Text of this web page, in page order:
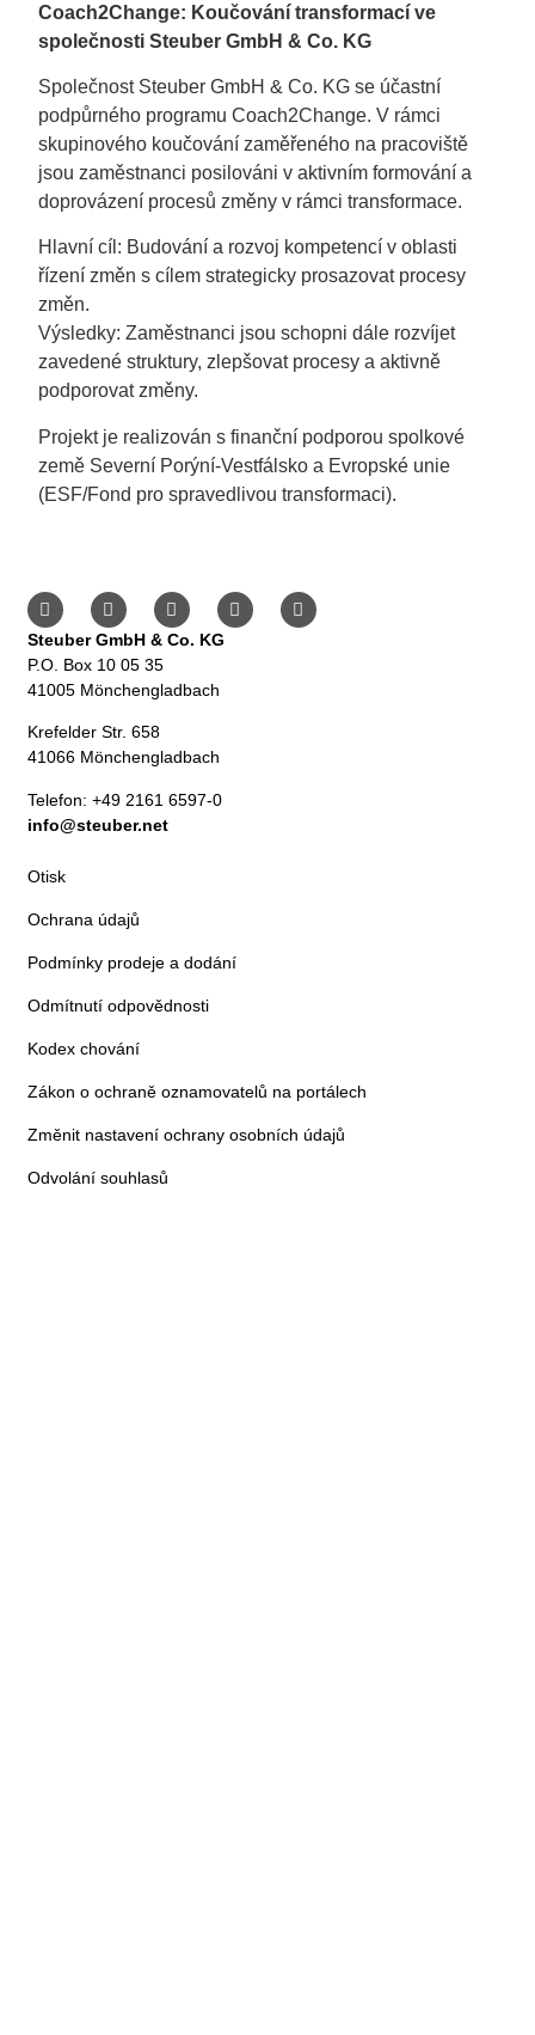
Coach2Change: Koučování transformací ve
společnosti Steuber GmbH & Co. KG
Společnost Steuber GmbH & Co. KG se účastní
podpůrného programu Coach2Change. V rámci
skupinového koučování zaměřeného na pracoviště
jsou zaměstnanci posilováni v aktivním formování a
doprovázení procesů změny v rámci transformace.
Hlavní cíl: Budování a rozvoj kompetencí v oblasti
řízení změn s cílem strategicky prosazovat procesy
změn.
Výsledky: Zaměstnanci jsou schopni dále rozvíjet
zavedené struktury, zlepšovat procesy a aktivně
podporovat změny.
Projekt je realizován s finanční podporou spolkové
země Severní Porýní-Vestfálsko a Evropské unie
(ESF/Fond pro spravedlivou transformaci).
Steuber GmbH & Co. KG
P.O. Box 10 05 35
41005 Mönchengladbach
Krefelder Str. 658
41066 Mönchengladbach
Telefon: +49 2161 6597-0
info@steuber.net
Otisk
Ochrana údajů
Podmínky prodeje a dodání
Odmítnutí odpovědnosti
Kodex chování
Zákon o ochraně oznamovatelů na portálech
Změnit nastavení ochrany osobních údajů
Odvolání souhlasů